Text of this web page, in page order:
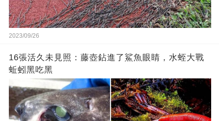
2023/09/26
16張活久未見照：藤壺鉆進了鯊魚眼睛，水蛭大戰
蚯蚓黑吃黑